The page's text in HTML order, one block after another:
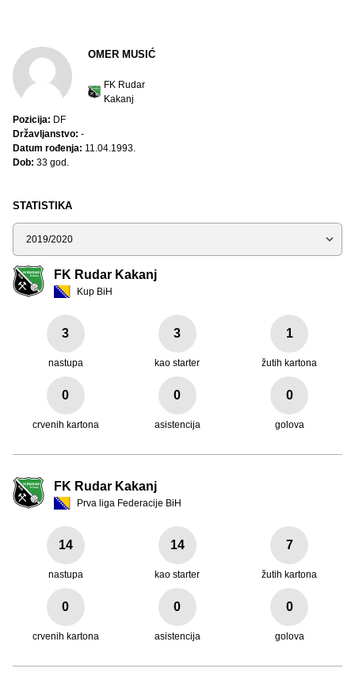
STATISTIKA
Sezona
FK Rudar Kakanj
Kup BiH
3
nastupa
3
kao starter
1
žutih kartona
0
crvenih kartona
0
asistencija
0
golova
FK Rudar Kakanj
Prva liga Federacije BiH
14
nastupa
14
kao starter
7
žutih kartona
0
crvenih kartona
0
asistencija
0
golova
OMER MUSIĆ
FK Rudar
Kakanj
Pozicija: DF
Državljanstvo: -
Datum rođenja: 11.04.1993.
Dob: 33 god.